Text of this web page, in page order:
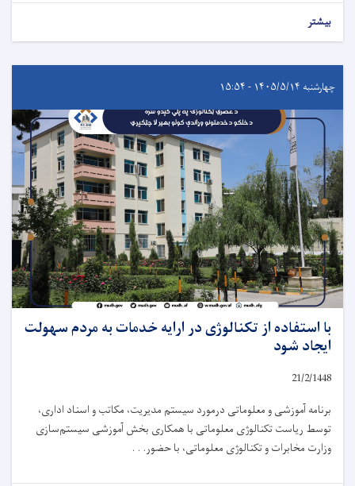
بیشتر
چهارشنبه ۱۴۰۵/۵/۱۴ - ۱۵:۵۴
با استفاده از تکنالوژی در ارایه خدمات به مردم سهولت
ایجاد شود
21/2/1448
برنامه آموزشی و معلوماتی درمورد سیستم مدیریت، مکاتب و اسناد اداری،
توسط ریاست تکنالوژی معلوماتی با همکاری بخش آموزشی سیستم‌سازی
وزارت مخابرات و تکنالوژی معلوماتی، با حضور. . .